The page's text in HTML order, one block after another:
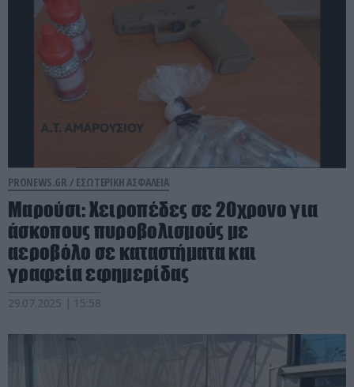
PRONEWS.GR / ΕΣΩΤΕΡΙΚΗ ΑΣΦΑΛΕΙΑ
Μαρούσι: Χειροπέδες σε 20χρονο για
άσκοπους πυροβολισμούς με
αεροβόλο σε καταστήματα και
γραφεία εφημερίδας
29.07.2025 | 15:58